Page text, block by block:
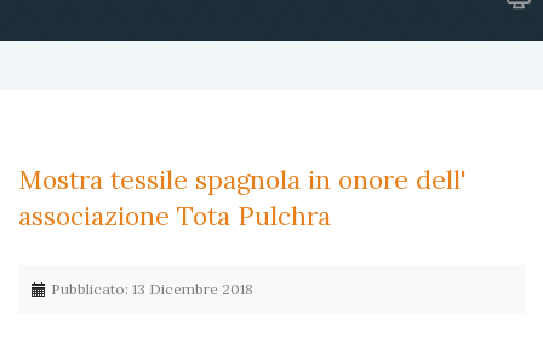
Mostra tessile spagnola in onore dell'
associazione Tota Pulchra
Pubblicato: 13 Dicembre 2018